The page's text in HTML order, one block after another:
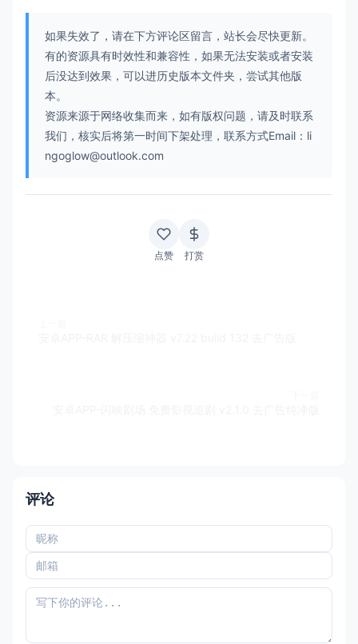
如果失效了，请在下方评论区留言，站长会尽快更新。
有的资源具有时效性和兼容性，如果无法安装或者安装
后没达到效果，可以进历史版本文件夹，尝试其他版
本。
资源来源于网络收集而来，如有版权问题，请及时联系
我们，核实后将第一时间下架处理，联系方式Email：li
ngoglow@outlook.com
点赞 打赏
评论